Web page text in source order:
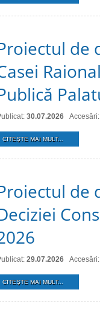
de
30.07.2026
CITEŞTE MAI MULT...
de
29.07.2026
CITEŞTE MAI MULT...